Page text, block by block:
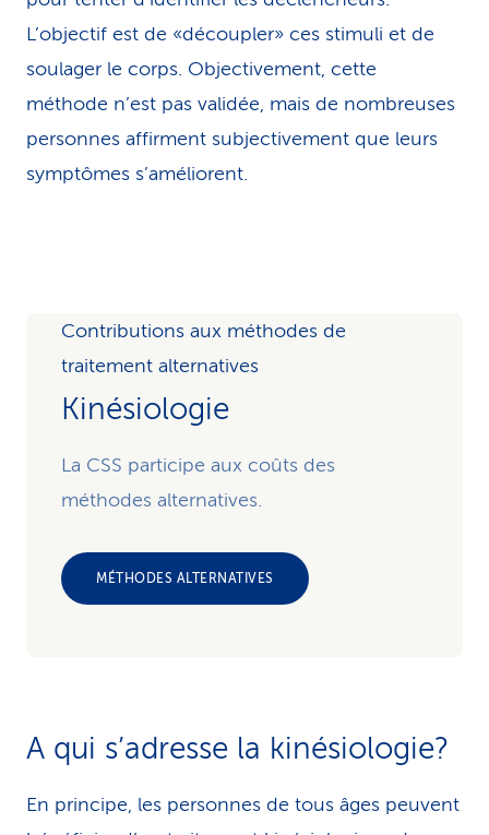
L’objectif est de «découpler» ces stimuli et de
soulager le corps. Objectivement, cette
méthode n’est pas validée, mais de nombreuses
personnes affirment subjectivement que leurs
symptômes s’améliorent.
Contributions aux méthodes de
traitement alternatives
Kinésiologie
La CSS participe aux coûts des
méthodes alternatives.
MÉTHODES ALTERNATIVES
A qui s’adresse la kinésiologie?
En principe, les personnes de tous âges peuvent